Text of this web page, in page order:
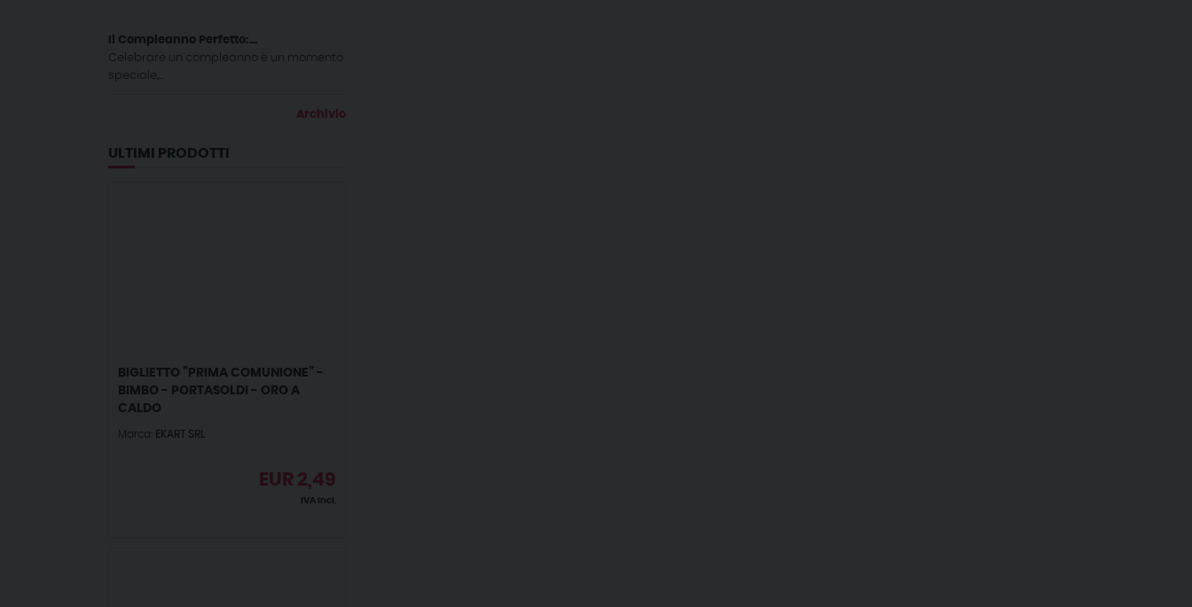
Il Compleanno Perfetto:...
Celebrare un compleanno è un momento
speciale,...
Archivio
ULTIMI PRODOTTI
BIGLIETTO ”PRIMA COMUNIONE” -
BIMBO - PORTASOLDI - ORO A
CALDO
Marca: EKART SRL
EUR 2,49
IVA incl.